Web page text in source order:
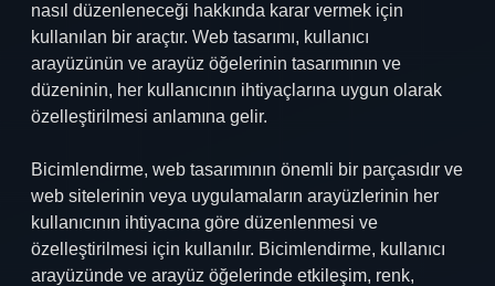
nasıl düzenleneceği hakkında karar vermek için
kullanılan bir araçtır. Web tasarımı, kullanıcı
arayüzünün ve arayüz öğelerinin tasarımının ve
düzeninin, her kullanıcının ihtiyaçlarına uygun olarak
özelleştirilmesi anlamına gelir.
Bicimlendirme, web tasarımının önemli bir parçasıdır ve
web sitelerinin veya uygulamaların arayüzlerinin her
kullanıcının ihtiyacına göre düzenlenmesi ve
özelleştirilmesi için kullanılır. Bicimlendirme, kullanıcı
arayüzünde ve arayüz öğelerinde etkileşim, renk,